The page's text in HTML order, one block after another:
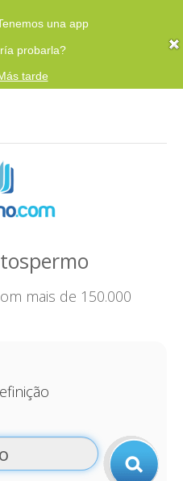
una app
probarla?
tarde
mais de 150.000